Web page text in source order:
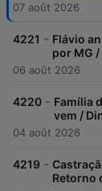
07 août 2026
4221 - Flávio
por MG /
06 août 2026
4220 - Família
vem /
04 août 2026
4219 -
Retorno